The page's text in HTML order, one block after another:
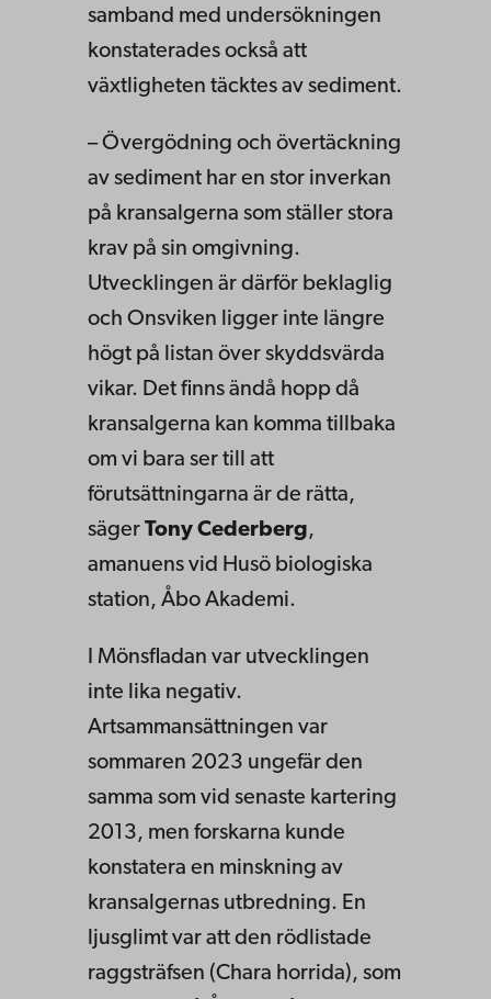
samband med undersökningen
konstaterades också att
växtligheten täcktes av sediment.
– Övergödning och övertäckning
av sediment har en stor inverkan
på kransalgerna som ställer stora
krav på sin omgivning.
Utvecklingen är därför beklaglig
och Onsviken ligger inte längre
högt på listan över skyddsvärda
vikar. Det finns ändå hopp då
kransalgerna kan komma tillbaka
om vi bara ser till att
förutsättningarna är de rätta,
säger Tony Cederberg,
amanuens vid Husö biologiska
station, Åbo Akademi.
I Mönsfladan var utvecklingen
inte lika negativ.
Artsammansättningen var
sommaren 2023 ungefär den
samma som vid senaste kartering
2013, men forskarna kunde
konstatera en minskning av
kransalgernas utbredning. En
ljusglimt var att den rödlistade
raggsträfsen (Chara horrida), som